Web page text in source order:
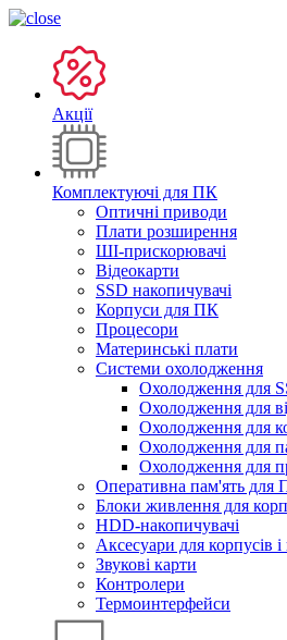
Акції
Комплектуючі для ПК
Оптичні приводи
Плати розширення
ШІ-прискорювачі
Відеокарти
SSD накопичувачі
Корпуси для ПК
Процесори
Материнські плати
Системи охолодження
Охолодження для
Охолодження для
Охолодження для
Охолодження для
Охолодження для
Оперативна пам'ять для
Блоки живлення для
HDD-накопичувачі
Аксесуари для корпусів і
Звукові карти
Контролери
Термоинтерфейси